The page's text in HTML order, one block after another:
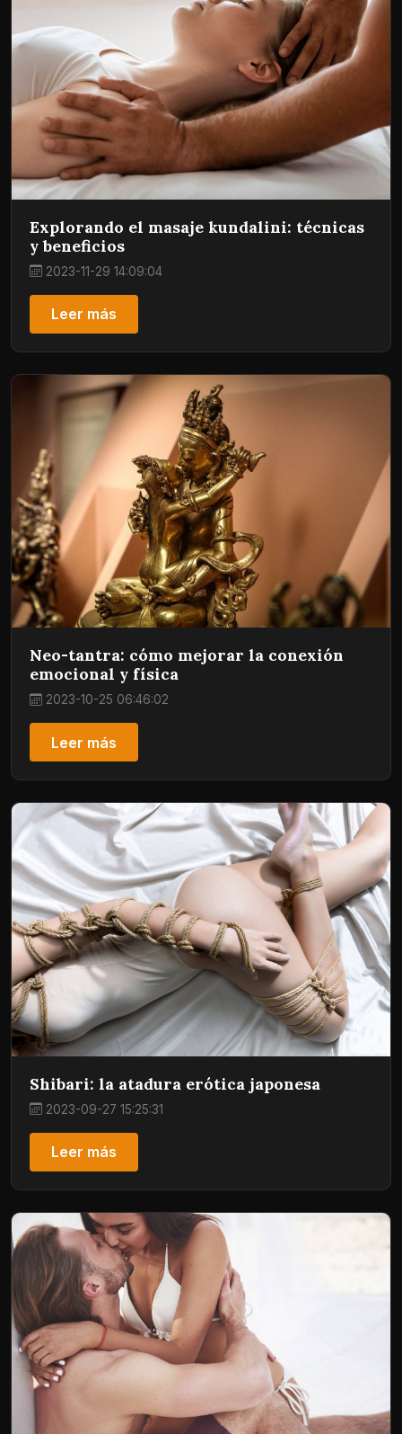
Explorando el masaje kundalini: técnicas
y beneficios
2023-11-29 14:09:04
Leer más
Neo-tantra: cómo mejorar la conexión
emocional y física
2023-10-25 06:46:02
Leer más
Shibari: la atadura erótica japonesa
2023-09-27 15:25:31
Leer más